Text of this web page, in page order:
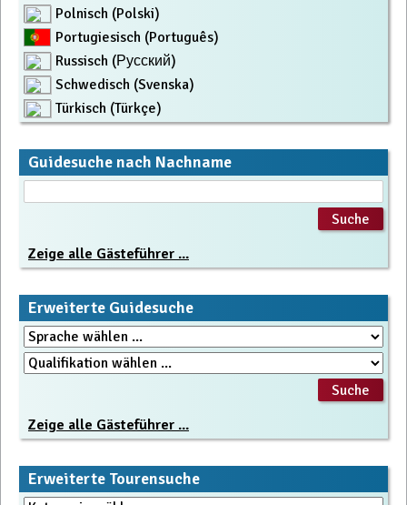
Polnisch (Polski)
Portugiesisch (Português)
Russisch (Русский)
Schwedisch (Svenska)
Türkisch (Türkçe)
Guidesuche nach Nachname
Zeige alle Gästeführer ...
Erweiterte Guidesuche
Zeige alle Gästeführer ...
Erweiterte Tourensuche